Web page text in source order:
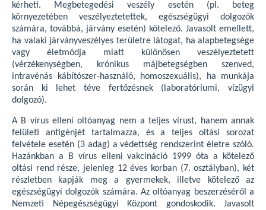
kérheti. Megbetegedési veszély esetén (pl. beteg
környezetében veszélyeztetettek, egészségügyi dolgozók
számára, továbbá, járvány esetén) kötelező. Javasolt emellett,
ha valaki járványveszélyes területre látogat, ha alapbetegsége
vagy életmódja miatt különösen veszélyeztetett
(vérzékenységben, krónikus májbetegségben szenved,
intravénás kábítószer-használó, homoszexuális), ha munkája
során ki lehet téve fertőzésnek (laboratóriumi, vízügyi
dolgozó).
A B vírus elleni oltóanyag nem a teljes vírust, hanem annak
felületi antigénjét tartalmazza, és a teljes oltási sorozat
felvétele esetén (3 adag) a védettség rendszerint életre szóló.
Hazánkban a B vírus elleni vakcináció 1999 óta a kötelező
oltási rend része, jelenleg 12 éves korban (7. osztályban), két
részletben kapják meg a gyermekek, illetve kötelező az
egészségügyi dolgozók számára. Az oltóanyag beszerzéséről a
Nemzeti Népegészségügyi Központ gondoskodik. Javasolt